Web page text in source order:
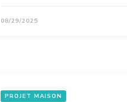
08/29/2025
PROJET MAISON